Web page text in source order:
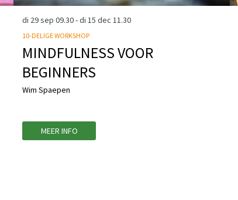
MINDFULNESS VOOR
BEGINNERS
Wim Spaepen
10-DELIGE WORKSHOP
di 29 sep09.30-di 15 dec11.30
MEER INFO